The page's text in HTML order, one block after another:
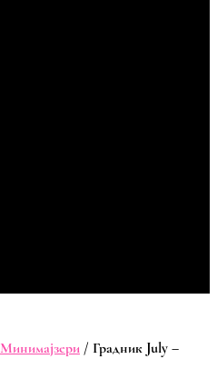
Минимајзери / Градник July –